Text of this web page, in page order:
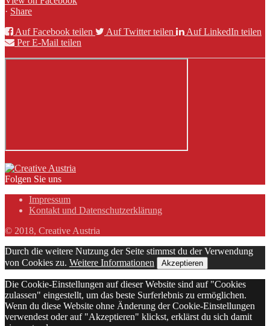
· Share
Auf Facebook teilen
Auf Twitter teilen
Auf LinkedIn teilen
Per E-Mail teilen
Folgen Sie uns
Impressum
Kontakt und Datenschutzerklärung
© 2018, Creative Austria
Durch die weitere Nutzung der Seite stimmst du der Verwendung
von Cookies zu. Weitere Informationen Akzeptieren
Die Cookie-Einstellungen auf dieser Website sind auf "Cookies
zulassen" eingestellt, um das beste Surferlebnis zu ermöglichen.
Wenn du diese Website ohne Änderung der Cookie-Einstellungen
verwendest oder auf "Akzeptieren" klickst, erklärst du sich damit